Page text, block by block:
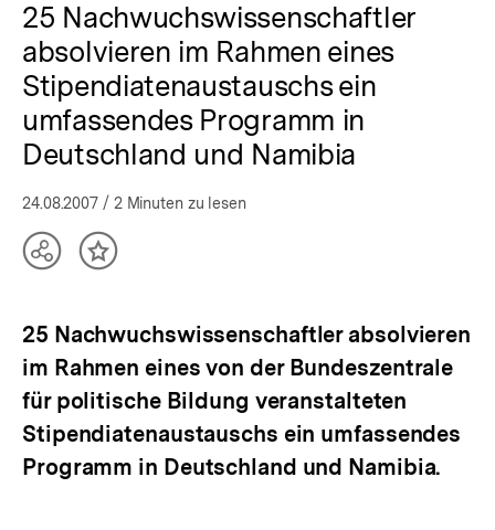
25 Nachwuchswissenschaftler
absolvieren im Rahmen eines
Stipendiatenaustauschs ein
umfassendes Programm in
Deutschland und Namibia
24.08.2007 / 2 Minuten zu lesen
TeilenInhalt
25 Nachwuchswissenschaftler absolvieren
im Rahmen eines von der Bundeszentrale
für politische Bildung veranstalteten
Stipendiatenaustauschs ein umfassendes
Programm in Deutschland und Namibia.